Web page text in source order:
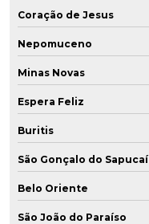
Coração de Jesus
Nepomuceno
Minas Novas
Espera Feliz
Buritis
São Gonçalo do Sapucaí
Belo Oriente
São João do Paraíso